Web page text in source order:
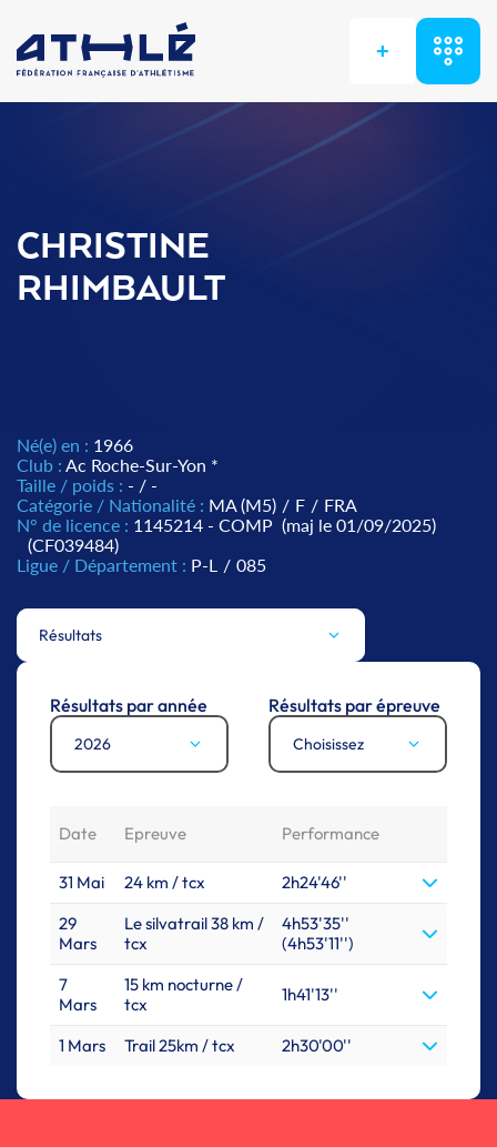
+
CHRISTINE
RHIMBAULT
Né(e) en : 1966
Club : Ac Roche-Sur-Yon *
Taille / poids : - / -
Catégorie / Nationalité : MA (M5) / F / FRA
N° de licence : 1145214 - COMP (maj le 01/09/2025)
(CF039484)
Ligue / Département : P-L / 085
Résultats
Résultats par année
2026
Résultats par épreuve
Choisissez
Date Epreuve Performance
31 Mai 24 km / tcx
2h24'46''
29
Mars
Le silvatrail 38 km /
tcx
4h53'35''
(4h53'11'')
7
Mars
15 km nocturne /
tcx
1h41'13''
1 Mars Trail 25km / tcx 2h30'00''